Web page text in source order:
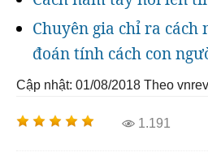
Chuyên gia chỉ ra
đoán tính cách con
Cập nhật: 01/08/2018 Theo
1.191